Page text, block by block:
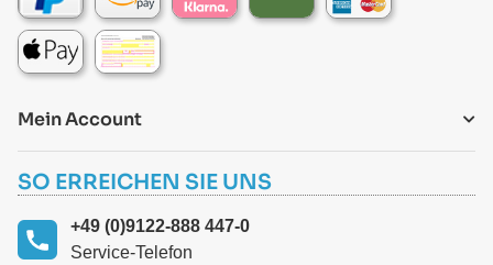
Mein Account
SO ERREICHEN SIE UNS
+49 (0)9122-888 447-0
Service-Telefon